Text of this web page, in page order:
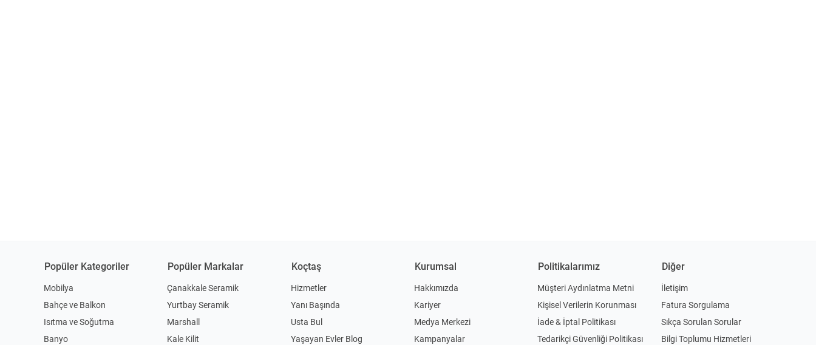
Popüler Kategoriler
Mobilya
Bahçe ve Balkon
Isıtma ve Soğutma
Banyo
Popüler Markalar
Çanakkale Seramik
Yurtbay Seramik
Marshall
Kale Kilit
Koçtaş
Hizmetler
Yanı Başında
Usta Bul
Yaşayan Evler Blog
Kurumsal
Hakkımızda
Kariyer
Medya Merkezi
Kampanyalar
Politikalarımız
Müşteri Aydınlatma Metni
Kişisel Verilerin Korunması
İade & İptal Politikası
Tedarikçi Güvenliği Politikası
Diğer
İletişim
Fatura Sorgulama
Sıkça Sorulan Sorular
Bilgi Toplumu Hizmetleri